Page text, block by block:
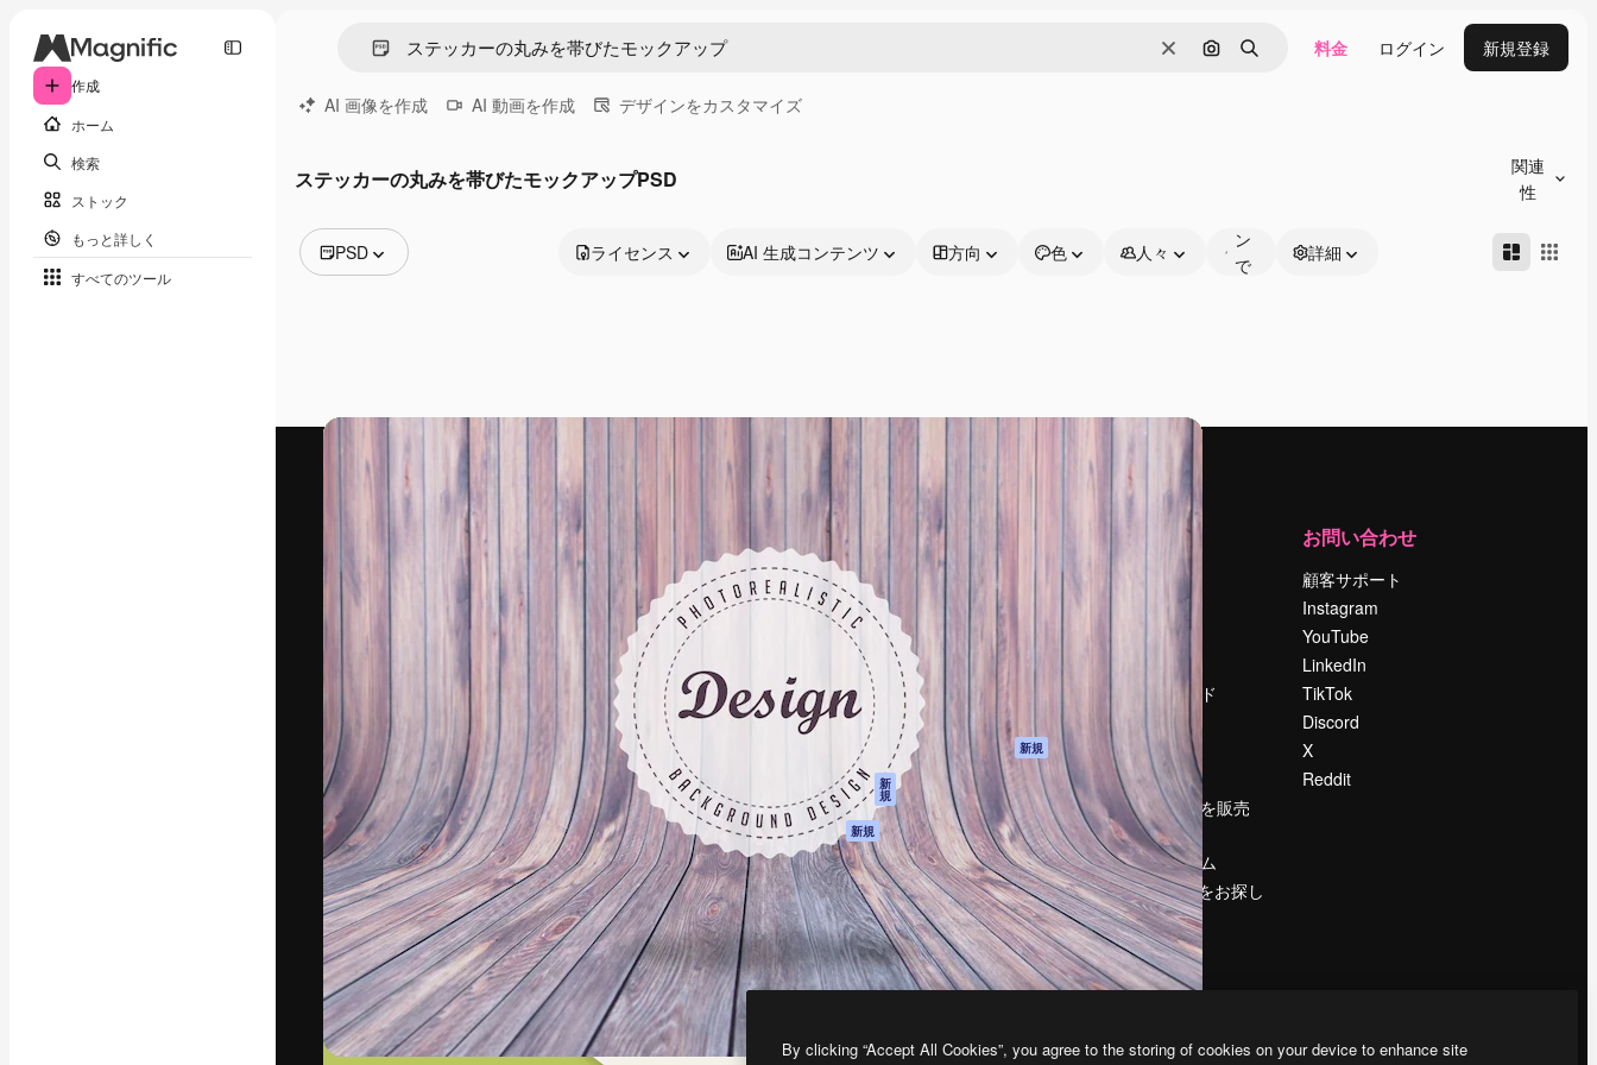
作成
ホーム
検索
ストック
もっと詳しく
すべてのツール
消去 画像で検索
検索 料金 ログイン 新規登録
AI 画像を作成 AI 動画を作成 デザインをカスタマイズ
ステッカーの丸みを帯びたモックアップPSD
関連
性
PSD
動画
モーショングラフィックス
動画テンプレート
3D モデル
ライセンス AI 生成コンテンツ 方向 色 人々
ン
で
詳細
最高のクリエイティブ制作を導くためのプラ
ットフォーム。クリエイター、企業、代理
店、スタジオを含む100万人以上が利用して
日本語
製品
Spaces
AI アシスタント
AI 画像生成ツール
AI 動画生成ツール
AI 音声合成ツール
ストックコンテン
Claude/ChatGPT
向けMCP
新
規
エージェント 新規
API
モバイルアプリ
すべてのMagnificツ
ール
はじめに
Academy
ドキュメント
サポート
プライバシーポリ
シー
オリジナル 新規
クッキーポリシー
トラストセンター
アフィリエイト
法人向け
運営
料金
会社概要
Reviews
検索トレンド
ブログ
イベント
Slidesgo
コンテンツを販売
する
プレスルーム
magnific.aiをお探し
ですか？
お問い合わせ
顧客サポート
Instagram
YouTube
LinkedIn
TikTok
Discord
X
Reddit
Copyright © 2010-2026 Freepik Company S.L.U. 無断複写・転載を禁じます
By clicking “Accept All Cookies”, you agree to the storing of cookies on your device to enhance site